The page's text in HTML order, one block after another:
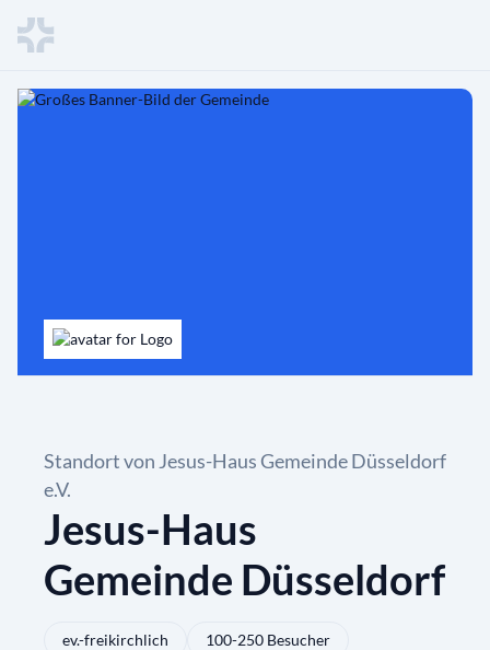
Standort von Jesus-Haus Gemeinde Düsseldorf
e.V.
Jesus-Haus
Gemeinde Düsseldorf
ev.-freikirchlich 100-250 Besucher